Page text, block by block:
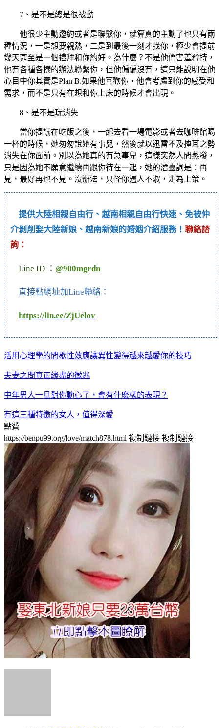
7、是不是總是很被動
他很少主動邀約或者是聯繫你，就算真的主動了也只有兩
種情況，一是想要親熱，二是到最後一刻才找你，極少會提前
幾天甚至是一個禮拜和你約好。為什麼？不是他們害羞矜持，
他有各種各樣的辦法聯繫你，但他偏偏沒有，這只能說明在他
心目中你其實是Plan B.如果他喜歡你，他會考慮到你的感受和
需求，而不是只有在想和你上床的時候才會出現。
8、是不是玩消失
當你提議在吃飯之後，一起去看一場電影或者去咖啡館喝
一杯的時候，她匆匆說她有事兒，然後就以迅雷不及掩耳之勢
消失在你面前。別以為她真的有急事兒，這樣突然人間蒸發，
只是因為她不願意繼續再跟你待在一起，她的潛臺詞是：再
見，最好再也不見。沒辦法，只怪你遇人不淑，走為上策。
提供大陸相親自由行 、 越南相親自由行快速、免被仲
介剝削娶大陸新娘、越南新娘的婚姻介紹服務！ 聯絡諮
詢：
Line ID ： @900mgrdn
直接點網址加Line聯絡：
https://lin.ee/ZjUelov
活用心理學的間歇性效應讓異性變得越來越愛你的技巧
夫妻之間真正緣盡的徵兆
中年男人一旦對你動心了，會有什麽樣的表現？
有這三種特徵的女人，值得深愛
點贊
https://benpu99.org/love/match878.html 複制鏈接 複制鏈接